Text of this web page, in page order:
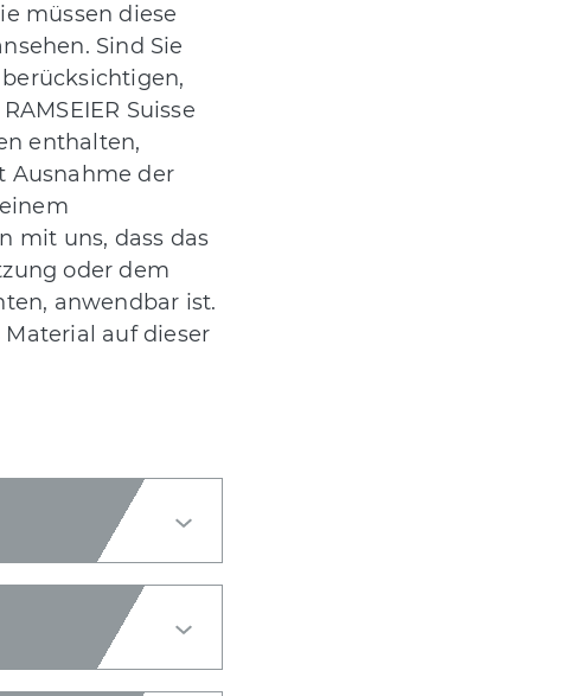
müssen diese
Sind Sie
Suisse
enthalten,
Ausnahme der
mit uns, dass das
oder dem
anwendbar ist.
auf dieser